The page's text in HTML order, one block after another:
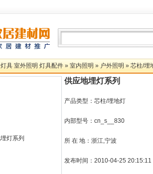
灯具 室外照明 灯具配件 » 室内照明 » 户外照明 » 芯柱/埋
供应地埋灯系列
产品类型：芯柱/埋地灯
内部型号：cn_s__830
所 在 地：浙江,宁波
发布时间：2010-04-25 20:15:11